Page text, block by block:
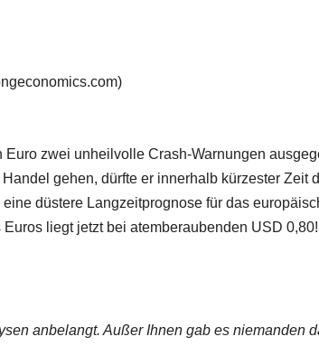
zwei unheilvolle Crash-Warnungen
gehen, dürfte er innerhalb kürzester Zeit
düstere Langzeitprognose für das
liegt jetzt bei atemberaubenden USD 0,80!
anbelangt. Außer Ihnen gab es niemanden